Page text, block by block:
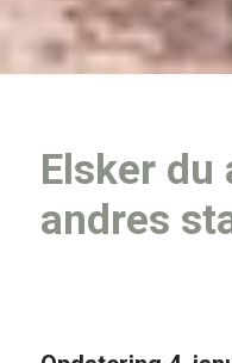
Elsker du
andres